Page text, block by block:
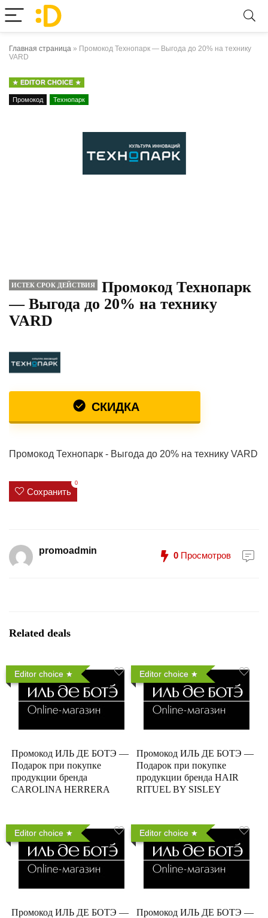
Главная страница » Промокод Технопарк — Выгода до 20% на технику
VARD
EDITOR CHOICE
Промокод Технопарк
ИСТЕК СРОК ДЕЙСТВИЯ
Промокод Технопарк
— Выгода до 20% на технику
VARD
СКИДКА
Промокод Технопарк - Выгода до 20% на технику VARD
Сохранить
0
promoadmin 0 Просмотров
Related deals
Editor choice
Промокод ИЛЬ ДЕ БОТЭ —
Подарок при покупке
продукции бренда
CAROLINA HERRERA
Editor choice
Промокод ИЛЬ ДЕ БОТЭ —
Подарок при покупке
продукции бренда HAIR
RITUEL BY SISLEY
Editor choice
Промокод ИЛЬ ДЕ БОТЭ —
Editor choice
Промокод ИЛЬ ДЕ БОТЭ —